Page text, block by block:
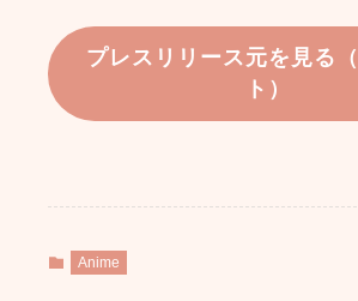
プレスリリース元を見る
ト）
Anime